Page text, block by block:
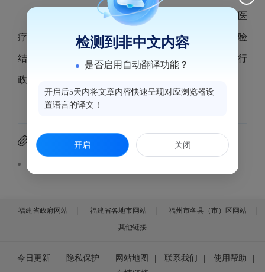
根据《医疗机构管理办法》第三十五条的规定，医
疗机构开业、迁移、更名、变更以及停业、歇业和校验
结果予以公示。现将2026年2月11日至2026年2月24日行
政受理事项汇总表予以公示。公示内容见附件。
附件下载
鼓楼区医疗机构行政许可事项受理汇总表(2026.2.11-2.24）.pdf
福建省政府网站 福建省各地市网站
福州市各县（市）区网站
其他链接
今日更新 隐私保护 网站地图 联系我们 使用帮助
检测到非中文内容
是否启用自动翻译功能？
开启后5天内将文章内容快速呈现对应浏览器设
置语言的译文！
开启 关闭